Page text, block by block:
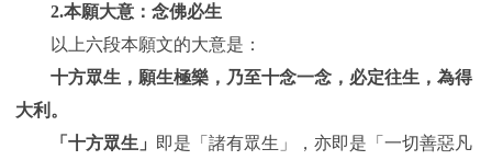
2.本願大意：念佛必生
以上六段本願文的大意是：
十方眾生，願生極樂，乃至十念一念，必定往生，為得
大利。
「十方眾生」
即是「諸有眾生」，亦即是「一切善惡凡